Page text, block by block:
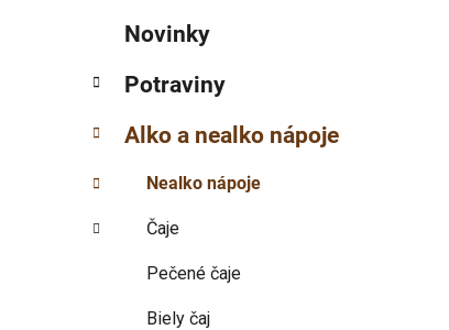
č
ý
a
n
kategórie
e
ó
i
Novinky
Potraviny
Alko a nealko nápoje
Nealko nápoje
Čaje
Pečené čaje
Biely čaj